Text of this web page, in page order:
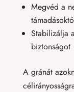
Megvéd a
Stabilizálja
biztonságot
A gránát